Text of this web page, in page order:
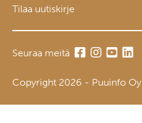
Tilaa uutiskirje
Seuraa meitä
Copyright 2026 - Puuinfo Oy